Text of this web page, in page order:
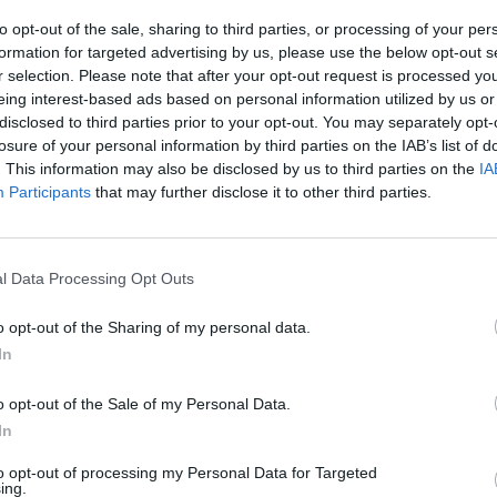
opt-out of the sale, sharing to third parties, or processing of your
for targeted advertising by us, please use the below opt-out
selection. Please note that after your opt-out request is processed
interest-based ads based on personal information utilized by us
to third parties prior to your opt-out. You may separately
of your personal information by third parties on the IAB’s list of
This information may also be disclosed by us to third parties on the
Participants that may further disclose it to other third parties.
Data Processing Opt Outs
opt-out of the Sharing of my personal data.
opt-out of the Sale of my Personal Data.
opt-out of processing my Personal Data for Targeted
Darbo partija kratos
nusikaltimų tyrimo tarnyba (FNTT) Reporteris
Visi įrašai
–
Liūdna vyresnio amžiaus dirbančiųjų
kasdienybė – priekabiavimas, patyčios ir
Žinios Lietuvos diena
00:02:08
Aukštaitijos pučiamųjų orkestras